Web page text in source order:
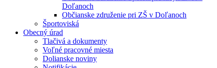
Doľanoch
Občianske združenie pri ZŠ v Doľanoch
Športoviská
Obecný úrad
Tlačivá a dokumenty
Voľné pracovné miesta
Dolianske noviny